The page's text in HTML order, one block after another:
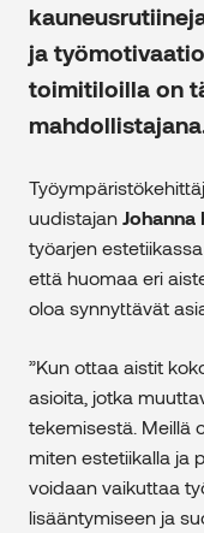
ja
toimitiloilla on
uudistajan Johanna
työarjen
että huomaa eri
oloa synnyttävät
”Kun ottaa aistit
asioita, jotka
tekemisestä. Meillä
miten estetiikalla ja
voidaan vaikuttaa
lisääntymiseen ja